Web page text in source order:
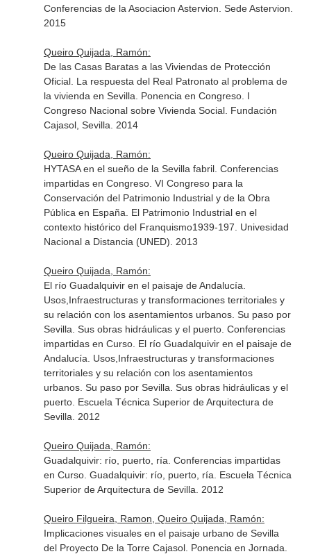
Conferencias de la Asociacion Astervion. Sede Astervion.
2015
Queiro Quijada, Ramón:
De las Casas Baratas a las Viviendas de Protección
Oficial. La respuesta del Real Patronato al problema de
la vivienda en Sevilla. Ponencia en Congreso. I
Congreso Nacional sobre Vivienda Social. Fundación
Cajasol, Sevilla. 2014
Queiro Quijada, Ramón:
HYTASA en el sueño de la Sevilla fabril. Conferencias
impartidas en Congreso. VI Congreso para la
Conservación del Patrimonio Industrial y de la Obra
Pública en España. El Patrimonio Industrial en el
contexto histórico del Franquismo1939-197. Univesidad
Nacional a Distancia (UNED). 2013
Queiro Quijada, Ramón:
El río Guadalquivir en el paisaje de Andalucía.
Usos,Infraestructuras y transformaciones territoriales y
su relación con los asentamientos urbanos. Su paso por
Sevilla. Sus obras hidráulicas y el puerto. Conferencias
impartidas en Curso. El río Guadalquivir en el paisaje de
Andalucía. Usos,Infraestructuras y transformaciones
territoriales y su relación con los asentamientos
urbanos. Su paso por Sevilla. Sus obras hidráulicas y el
puerto. Escuela Técnica Superior de Arquitectura de
Sevilla. 2012
Queiro Quijada, Ramón:
Guadalquivir: río, puerto, ría. Conferencias impartidas
en Curso. Guadalquivir: río, puerto, ría. Escuela Técnica
Superior de Arquitectura de Sevilla. 2012
Queiro Filgueira, Ramon, Queiro Quijada, Ramón:
Implicaciones visuales en el paisaje urbano de Sevilla
del Proyecto De la Torre Cajasol. Ponencia en Jornada.